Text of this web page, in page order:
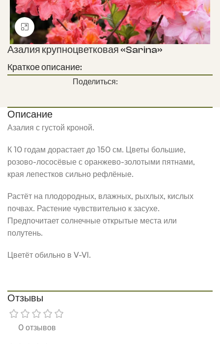
Нажмите, чтобы увеличить
Азалия крупноцветковая «Sarina»
Краткое описание:
Поделиться:
Описание
Азалия с густой кроной.
К 10 годам дорастает до 150 см. Цветы большие,
розово-лососёвые с оранжево-золотыми пятнами,
края лепестков сильно рефлёные.
Растёт на плодородных, влажных, рыхлых, кислых
почвах. Растение чувствительно к засухе.
Предпочитает солнечные открытые места или
полутень.
Цветёт обильно в V-VI.
Отзывы
0 отзывов